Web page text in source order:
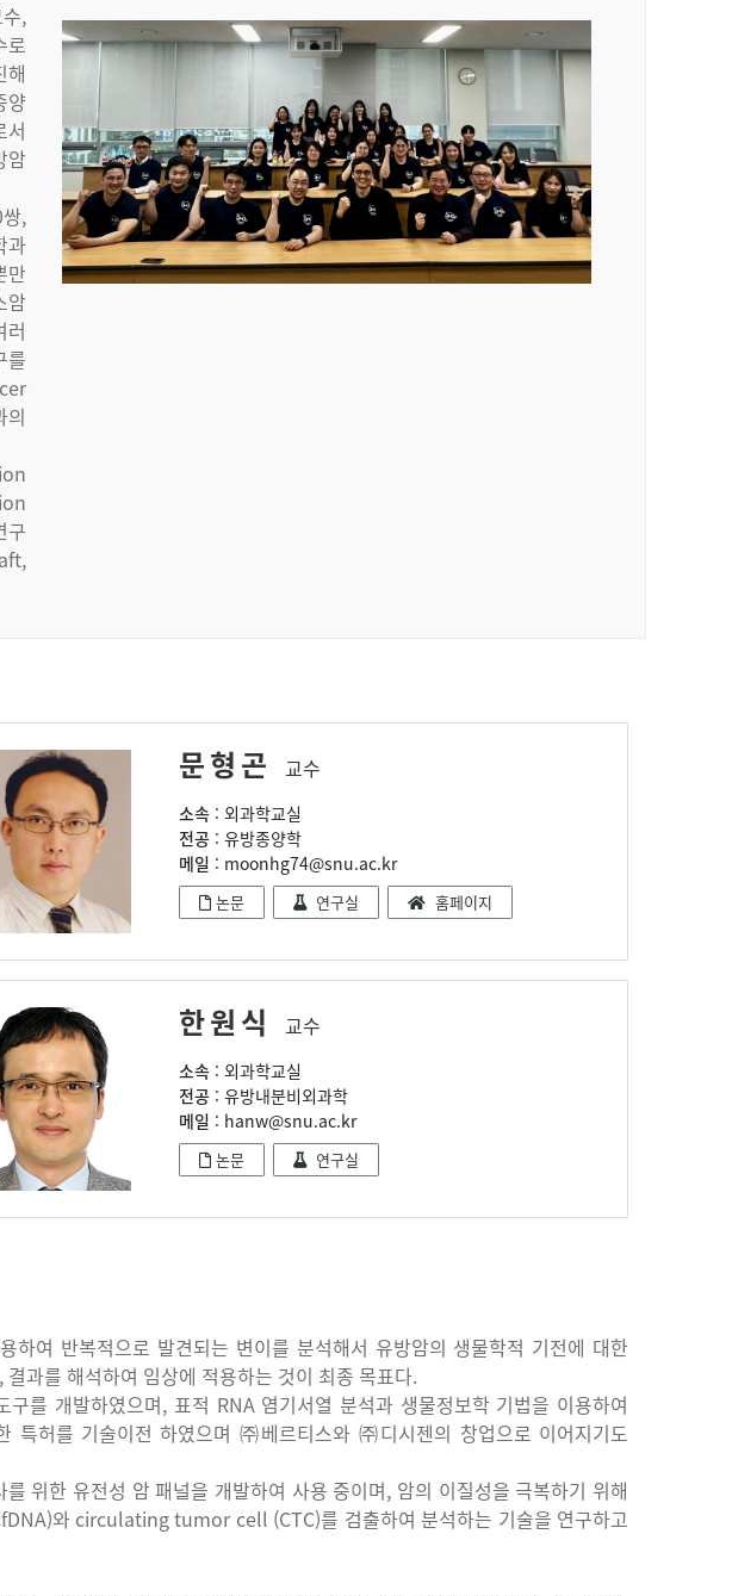
,
로
해
양
서
암
쌍,
과
만
암
러
를
의
구
문형곤 교수
소속 : 외과학교실
전공 : 유방종양학
메일 : moonhg74@snu.ac.kr
논문 연구실 홈페이지
한원식 교수
소속 : 외과학교실
전공 : 유방내분비외과학
메일 : hanw@snu.ac.kr
논문 연구실
하여 반복적으로 발견되는 변이를 분석해서 유방암의 생물학적 기전에 대한
, 결과를 해석하여 임상에 적용하는 것이 최종 목표다.
구를 개발하였으며, 표적 RNA 염기서열 분석과 생물정보학 기법을 이용하여
특허를 기술이전 하였으며 ㈜베르티스와 ㈜디시젠의 창업으로 이어지기도
를 위한 유전성 암 패널을 개발하여 사용 중이며, 암의 이질성을 극복하기 위해
와 circulating tumor cell (CTC)를 검출하여 분석하는 기술을 연구하고